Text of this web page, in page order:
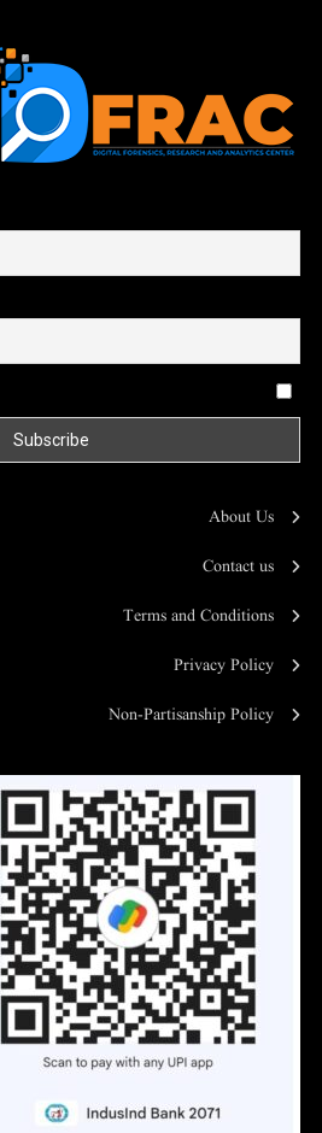
About Us
Contact us
Terms and Conditions
Privacy Policy
Non-Partisanship Policy